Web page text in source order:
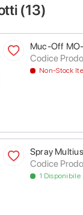
(13)
Muc-Off
Codice
Non-Stock
Spray
Codice
1 Disponibile